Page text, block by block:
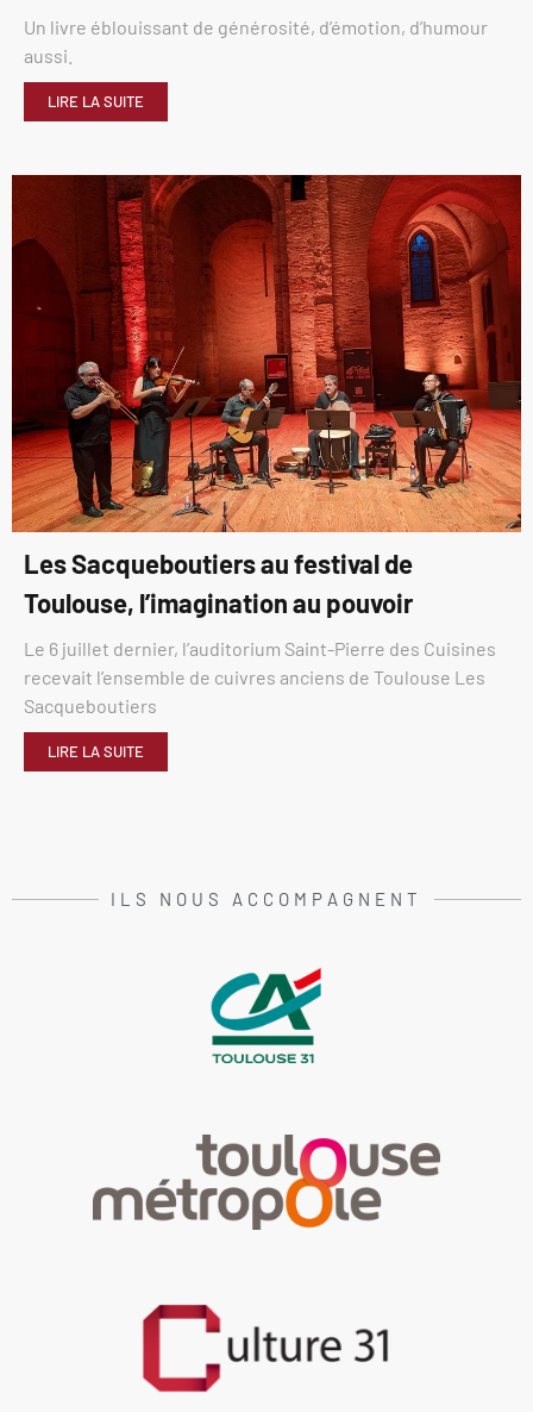
Un livre éblouissant de générosité, d’émotion, d’humour
aussi.
LIRE LA SUITE
Les Sacqueboutiers au festival de
Toulouse, l’imagination au pouvoir
Le 6 juillet dernier, l’auditorium Saint-Pierre des Cuisines
recevait l’ensemble de cuivres anciens de Toulouse Les
Sacqueboutiers
LIRE LA SUITE
ILS NOUS ACCOMPAGNENT